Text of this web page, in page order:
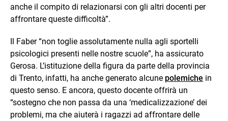
anche il compito di relazionarsi con gli altri docenti per
affrontare queste difficoltà”.
Il Faber “non toglie assolutamente nulla agli sportelli
psicologici presenti nelle nostre scuole”, ha assicurato
Gerosa. L’istituzione della figura da parte della provincia
di Trento, infatti, ha anche generato alcune polemiche in
questo senso. E ancora, questo docente offrirà un
“sostegno che non passa da una ‘medicalizzazione’ dei
problemi, ma che aiuterà i ragazzi ad affrontare delle